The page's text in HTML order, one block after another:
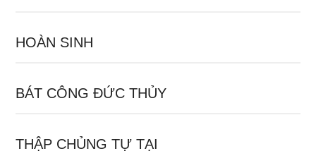
HOÀN SINH
BÁT CÔNG ĐỨC THỦY
THẬP CHỦNG TỰ TẠI